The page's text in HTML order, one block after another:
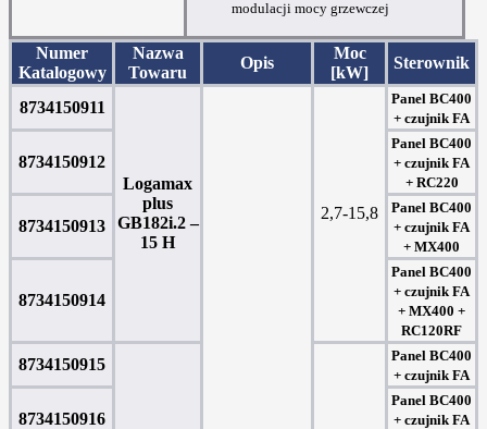
modulacji mocy grzewczej
Numer
Katalogowy
Nazwa
Towaru
Opis
Moc
[kW]
Sterownik
8734150911
Logamax
plus
GB182i.2 –
15 H
2,7-15,8
Panel BC400
+ czujnik FA
8734150912
Panel BC400
+ czujnik FA
+ RC220
8734150913
Panel BC400
+ czujnik FA
+ MX400
8734150914
Panel BC400
+ czujnik FA
+ MX400 +
RC120RF
8734150915
Panel BC400
+ czujnik FA
8734150916
Panel BC400
+ czujnik FA